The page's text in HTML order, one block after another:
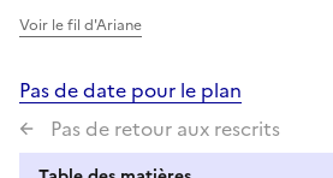
Voir le fil d'Ariane
Pas de date pour le plan
Pas de retour aux rescrits